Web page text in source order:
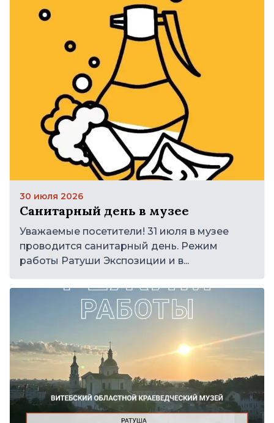
30 июля 2026
Санитарный день в музее
Уважаемые посетители! 31 июля в музее
проводится санитарный день. Режим
работы Ратуши Экспозиции и в...